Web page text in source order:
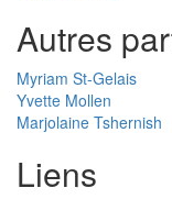
Autres
Myriam St-Gelais
Yvette Mollen
Marjolaine Tshernish
Liens